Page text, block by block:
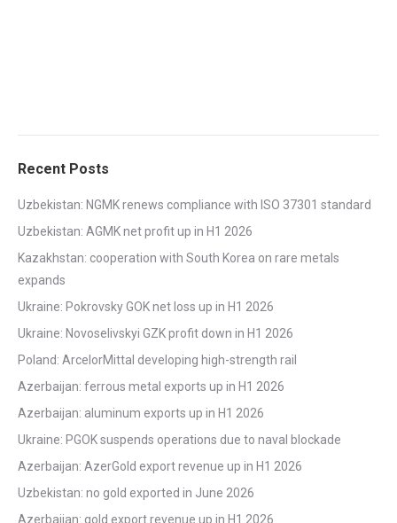
Recent Posts
Uzbekistan: NGMK renews compliance with ISO 37301 standard
Uzbekistan: AGMK net profit up in H1 2026
Kazakhstan: cooperation with South Korea on rare metals
expands
Ukraine: Pokrovsky GOK net loss up in H1 2026
Ukraine: Novoselivskyi GZK profit down in H1 2026
Poland: ArcelorMittal developing high-strength rail
Azerbaijan: ferrous metal exports up in H1 2026
Azerbaijan: aluminum exports up in H1 2026
Ukraine: PGOK suspends operations due to naval blockade
Azerbaijan: AzerGold export revenue up in H1 2026
Uzbekistan: no gold exported in June 2026
Azerbaijan: gold export revenue up in H1 2026